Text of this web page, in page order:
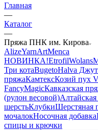
Главная
—
Каталог
—
Пряжа ПНК им. Кирова
AlizeYarnArtMenca
НОВИНКА!EtrofilWolans
Три котаBugetoHalva Джут
пряжаКамтексКозий пух
FancyMagicКавказская
(рулон весовой)
шерстьКлубкиШерстяная
мочалокНосочная добавка
спицы и крючки